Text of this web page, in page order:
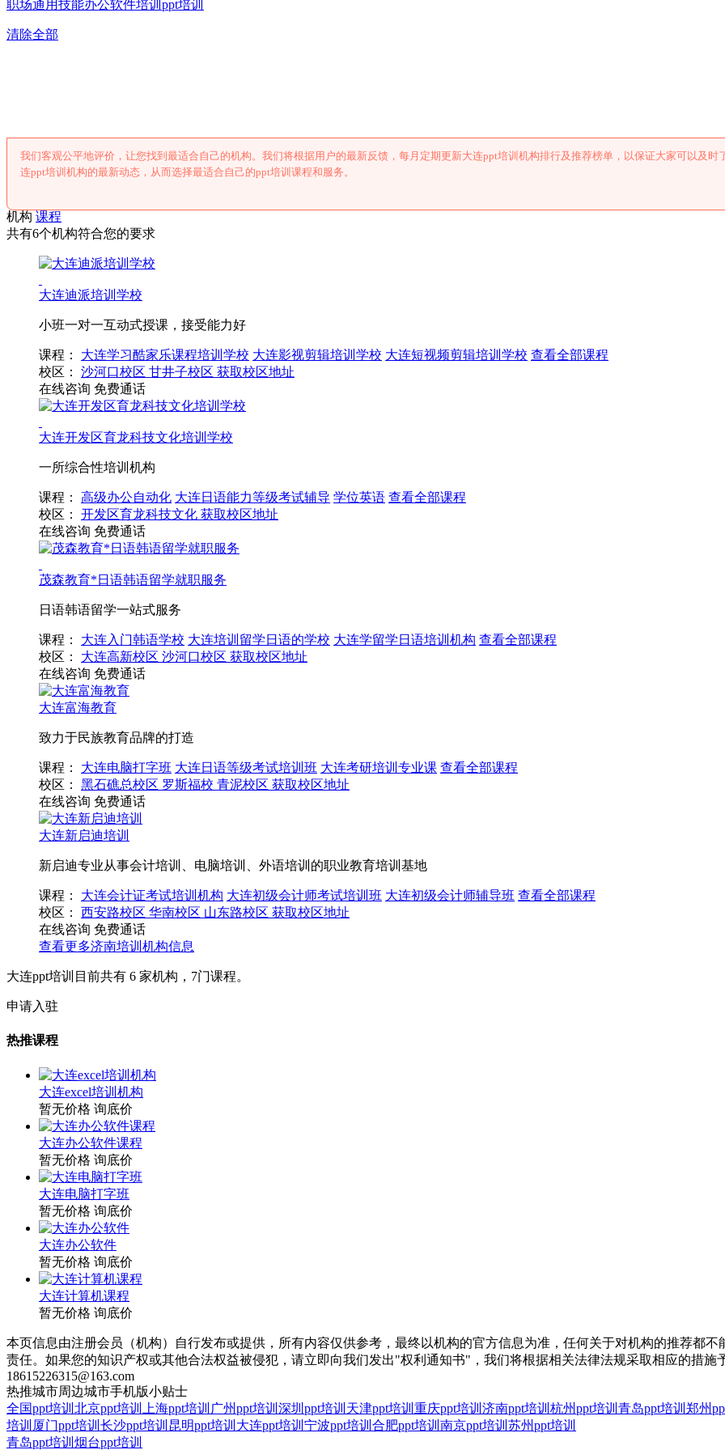
职场通用技能办公软件培训 ppt培训
清除全部
我们客观公平地评价，让您找到最适合自己的机构。我们将根据用户的最新反馈，每月定期更新大连ppt培训机构排行及推荐榜单，以保证大家可以及时
连ppt培训机构的最新动态，从而选择最适合自己的ppt培训课程和服务。
机构 课程
共有6个机构符合您的要求
大连迪派培训学校
小班一对一互动式授课，接受能力好
课程： 大连学习酷家乐课程培训学校 大连影视剪辑培训学校 大连短视频剪辑培训学校 查看全部课程
校区：
沙河口校区 甘井子校区 获取校区地址
在线咨询 免费通话
大连开发区育龙科技文化培训学校
一所综合性培训机构
课程： 高级办公自动化 大连日语能力等级考试辅导 学位英语 查看全部课程
校区：
开发区育龙科技文化 获取校区地址
在线咨询 免费通话
茂森教育*日语韩语留学就职服务
日语韩语留学一站式服务
课程： 大连入门韩语学校 大连培训留学日语的学校 大连学留学日语培训机构 查看全部课程
校区：
大连高新校区 沙河口校区 获取校区地址
在线咨询 免费通话
大连富海教育
致力于民族教育品牌的打造
课程： 大连电脑打字班 大连日语等级考试培训班 大连考研培训专业课 查看全部课程
校区：
黑石礁总校区 罗斯福校 青泥校区 获取校区地址
在线咨询 免费通话
大连新启迪培训
新启迪专业从事会计培训、电脑培训、外语培训的职业教育培训基地
课程： 大连会计证考试培训机构 大连初级会计师考试培训班 大连初级会计师辅导班 查看全部课程
校区：
西安路校区 华南校区 山东路校区 获取校区地址
在线咨询 免费通话
查看更多济南培训机构信息
大连ppt培训目前共有 6 家机构， 7门课程。
申请入驻
热推课程
大连excel培训机构
暂无价格 询底价
大连办公软件课程
暂无价格 询底价
大连电脑打字班
暂无价格 询底价
大连办公软件
暂无价格 询底价
大连计算机课程
暂无价格 询底价
本页信息由注册会员（机构）自行发布或提供，所有内容仅供参考，最终以机构的官方信息为准，任何关于对机构的推荐都
责任。如果您的知识产权或其他合法权益被侵犯，请立即向我们发出"权利通知书"，我们将根据相关法律法规采取相应的措
18615226315@163.com
热推城市周边城市手机版小贴士
全国ppt培训 北京ppt培训 上海ppt培训 广州ppt培训 深圳ppt培训 天津ppt培训 重庆ppt培训 济南ppt培训 杭州ppt培训 青岛ppt培训 郑州
培训 厦门ppt培训 长沙ppt培训 昆明ppt培训 大连ppt培训 宁波ppt培训 合肥ppt培训 南京ppt培训 苏州ppt培训
青岛ppt培训 烟台ppt培训